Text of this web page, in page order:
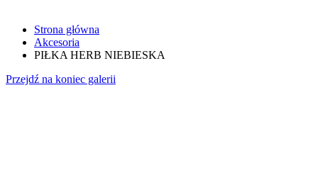
Strona główna
Akcesoria
PIŁKA HERB NIEBIESKA
Przejdź na koniec galerii